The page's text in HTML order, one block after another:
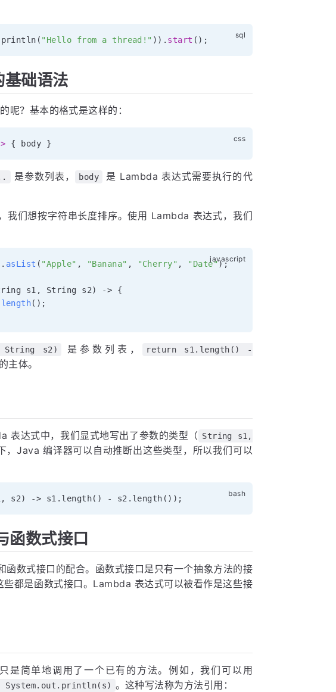
println ( "Hello from a thread!" ) ) . start ( ) ;
础语法
呢？基本的格式是这样的：
{ body }
是参数列表， body
是 Lambda 表达式需要执行的代
我们想按字符串长度排序。使用 Lambda 表达式，我们
. asList ( "Apple" , "Banana" , "Cherry" , "Date");
s1 , String s2) ->
{
length( ) ;
s2) 是参数列表，
return s1.length() -
主体。
表达式中，我们显式地写出了参数的类型（ String s1,
，Java 编译器可以自动推断出这些类型，所以我们可以
s2) -> s1.length( ) - s2.length ( )) ;
函数式接口
数式接口的配合。函数式接口是只有一个抽象方法的接
都是函数式接口。Lambda 表达式可以被看作是这些接
是简单地调用了一个已有的方法。例如，我们可以用
System.out.println(s) 。这种写法称为方法引用：